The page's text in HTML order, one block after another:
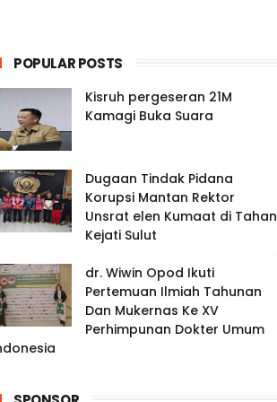
POPULAR POSTS
Kisruh pergeseran 21M
Kamagi Buka Suara
Dugaan Tindak Pidana
Korupsi Mantan Rektor
Unsrat elen Kumaat di Tahan
Kejati Sulut
dr. Wiwin Opod Ikuti
Pertemuan Ilmiah Tahunan
Dan Mukernas Ke XV
Perhimpunan Dokter Umum